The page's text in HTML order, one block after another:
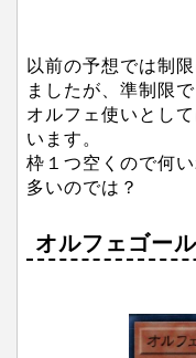
以前の予想では制
ましたが、準制限で
オルフェ使いとし
います。
枠１つ空くので何
多いのでは？
オルフェゴー